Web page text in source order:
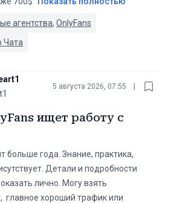
агентства, OnlyFans
Чата
5 августа 2026, 07:55
ищет работу с
больше года. Знание, практика,
Детали и подробности
лично. Могу взять
хороший трафик или